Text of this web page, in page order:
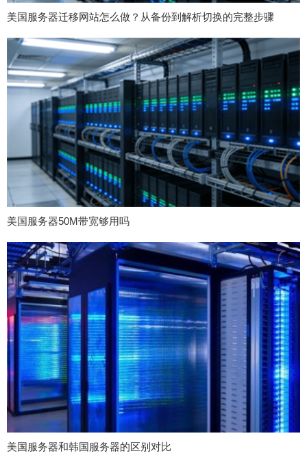
美国服务器迁移网站怎么做？从备份到解析切换的完整步骤
美国服务器50M带宽够用吗
美国服务器和韩国服务器的区别对比